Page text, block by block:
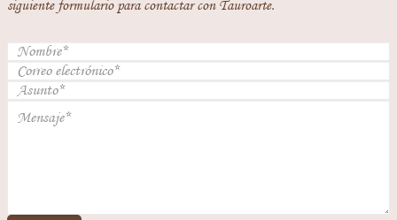
siguiente formulario para contactar con Tauroarte.